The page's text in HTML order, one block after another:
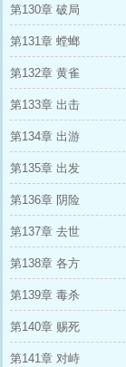
第130章 破局
第131章 螳螂
第132章 黄雀
第133章 出击
第134章 出游
第135章 出发
第136章 阴险
第137章 去世
第138章 各方
第139章 毒杀
第140章 赐死
第141章 对峙